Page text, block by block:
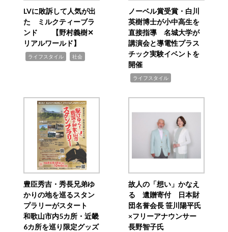
LVに敗訴して人気が出
た ミルクティーブラ
ンド 【野村義樹✕
リアルワールド】
ライフスタイル 社会
ノーベル賞受賞・白川
英樹博士が小中高生を
直接指導 名城大学が
講演会と導電性プラス
チック実験イベントを
開催
ライフスタイル
豊臣秀吉・秀長兄弟ゆ
かりの地を巡るスタン
プラリーがスタート
和歌山市内5カ所・近畿
6カ所を巡り限定グッズ
故人の「想い」かなえ
る 遺贈寄付 日本財
団名誉会長 笹川陽平氏
×フリーアナウンサー
長野智子氏